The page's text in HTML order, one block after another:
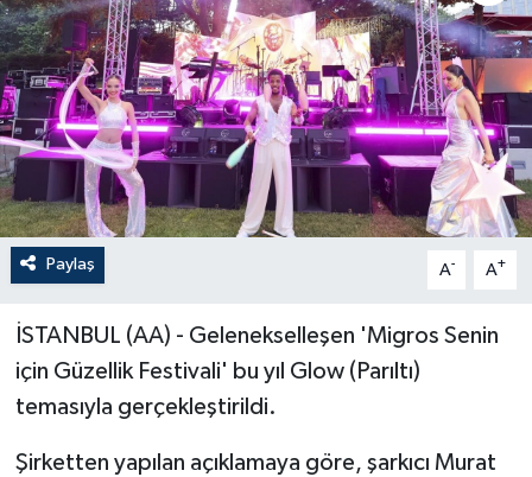
Paylaş A- A+
İSTANBUL (AA) - Gelenekselleşen 'Migros Senin
için Güzellik Festivali' bu yıl Glow (Parıltı)
temasıyla gerçekleştirildi.
Şirketten yapılan açıklamaya göre, şarkıcı Murat